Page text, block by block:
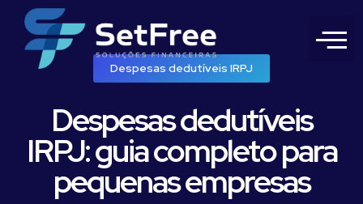
Despesas dedutíveis IRPJ
Despesas dedutíveis
IRPJ: guia completo para
pequenas empresas